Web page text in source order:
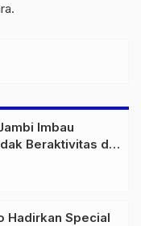
Imbau
Beraktivitas di
Migas Demi
Hadirkan Special